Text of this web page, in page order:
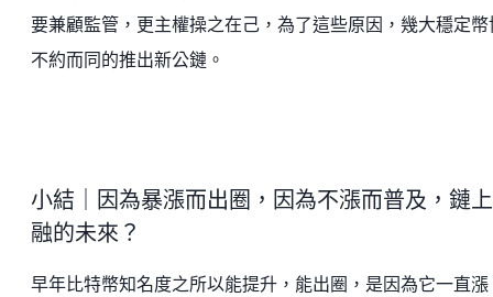
要兼顧監管，更主權操之在己，為了這些原因，幾大穩定幣
不約而同的推出新公鏈。
小結｜因為暴漲而出圈，因為不漲而普及，鏈
融的未來？
早年比特幣知名度之所以能提升，能出圈，是因為它一直漲